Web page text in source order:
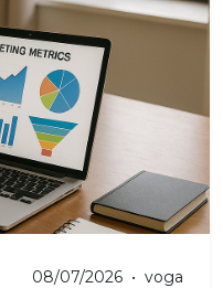
08/07/2026 • voga